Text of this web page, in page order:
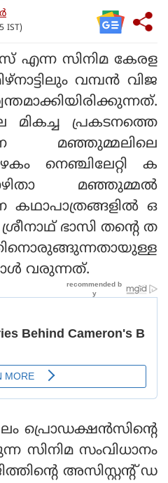
IST)
സിനിമ കേരള
വമ്പന്‍ വിജ
പ്രകടനത്തെ
മഞ്ഞുമ്മലിലെ
നെഞ്ചിലേറ്റി ക
മഞ്ഞുമ്മല്‍
ഒ
ഭാസി തന്റെ ത
വരുന്നത്.
പ്രൊഡക്ഷന്‍സിന്റെ
സിനിമ സംവിധാനം
അസിസ്റ്റന്റ് ഡ